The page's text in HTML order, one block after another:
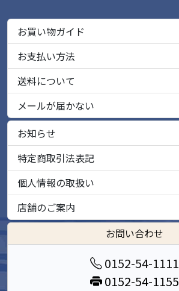
お買い物ガイド
お支払い方法
送料について
メールが届かない
お知らせ
特定商取引法表記
個人情報の取扱い
店舗のご案内
お問い合わせ
0152-54-1111
0152-54-1155